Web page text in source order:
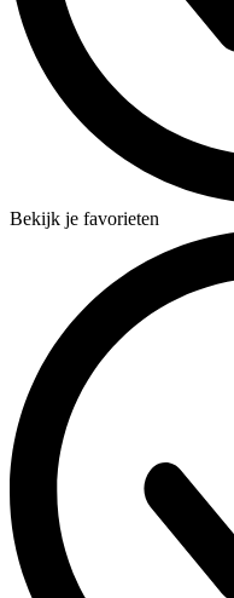
Bekijk je favorieten